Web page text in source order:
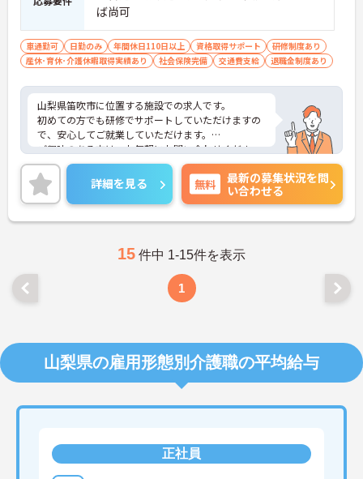
ば尚可
車通勤可 日勤のみ 年間休日110日以上 資格取得サポート
研修制度あり
産休･育休･介護休暇取得実績あり
社会保険完備 交通費支給 退職金制度あり
山梨県笛吹市に位置する施設での求人です。
初めての方でも研修でサポートしていただけますの
で、安心してご就業していただけます。
ご興味のある方は、お気軽にお問い合わせくださ
い。
詳細を見る 無料
最新の募集状況を問
い合わせる
15 件中 1-15件を表示
1
山梨県の雇用形態別介護職の平均給与
正社員